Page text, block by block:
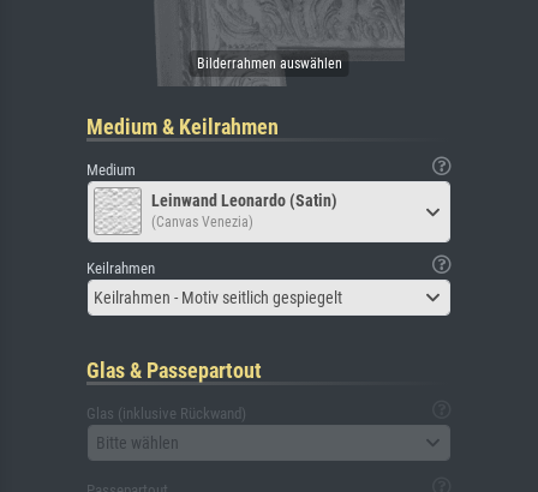
Medium & Keilrahmen
Medium
Leinwand Leonardo (Satin)
(Canvas Venezia)
Keilrahmen
Keilrahmen - Motiv seitlich gespiegelt
Glas & Passepartout
Glas (inklusive Rückwand)
Bitte wählen